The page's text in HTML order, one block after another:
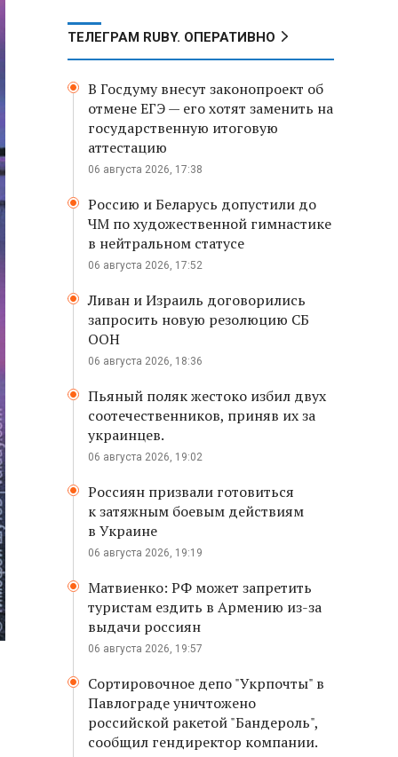
ТЕЛЕГРАМ RUBY. ОПЕРАТИВНО
В Госдуму внесут законопроект об
отмене ЕГЭ — его хотят заменить на
государственную итоговую
аттестацию
06 августа 2026, 17:38
Россию и Беларусь допустили до
ЧМ по художественной гимнастике
в нейтральном статусе
06 августа 2026, 17:52
Ливан и Израиль договорились
запросить новую резолюцию СБ
ООН
06 августа 2026, 18:36
Пьяный поляк жестоко избил двух
соотечественников, приняв их за
украинцев.
06 августа 2026, 19:02
Россиян призвали готовиться
к затяжным боевым действиям
в Украине
06 августа 2026, 19:19
Матвиенко: РФ может запретить
туристам ездить в Армению из-за
выдачи россиян
06 августа 2026, 19:57
Сортировочное депо "Укрпочты" в
Павлограде уничтожено
российской ракетой "Бандероль",
сообщил гендиректор компании.